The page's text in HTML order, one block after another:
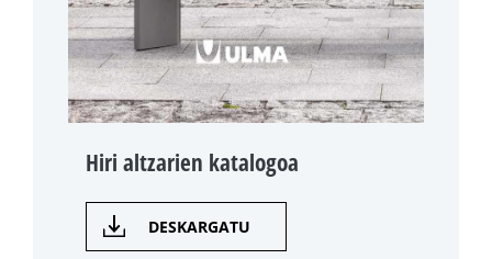
Hiri altzarien katalogoa
DESKARGATU